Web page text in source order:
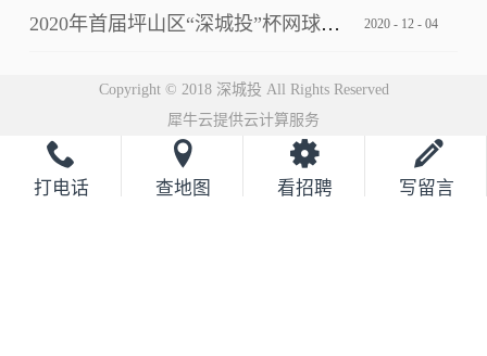
2020年首届坪山区“深城投”杯网球邀请赛完美落幕 2020 - 12 - 04
Copyright © 2018 深城投 All Rights Reserved
犀牛云提供云计算服务
打电话 查地图 看招聘 写留言